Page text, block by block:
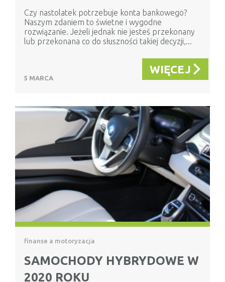
Czy nastolatek potrzebuje konta bankowego?
Naszym zdaniem to świetne i wygodne
rozwiązanie. Jeżeli jednak nie jesteś przekonany
lub przekonana co do słuszności takiej decyzji,...
5 MARCA
WIĘCEJ
finanse a motoryzacja
SAMOCHODY HYBRYDOWE W
2020 ROKU